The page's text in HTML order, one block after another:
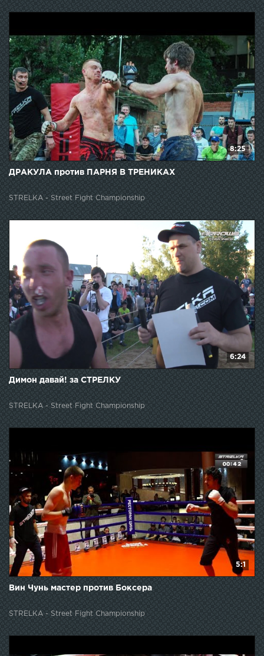
8:25
ДРАКУЛА против ПАРНЯ В ТРЕНИКАХ
STRELKA - Street Fight Championship
6:24
Димон давай! за СТРЕЛКУ
STRELKA - Street Fight Championship
5:1
Вин Чунь мастер против Боксера
STRELKA - Street Fight Championship